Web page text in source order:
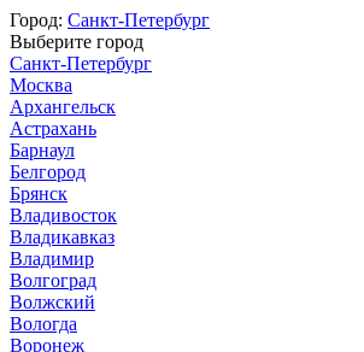
Город: Санкт-Петербург
Выберите город
Санкт-Петербург
Москва
Архангельск
Астрахань
Барнаул
Белгород
Брянск
Владивосток
Владикавказ
Владимир
Волгоград
Волжский
Вологда
Воронеж